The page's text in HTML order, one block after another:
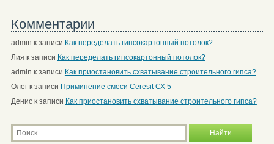
Комментарии
admin к записи Как переделать гипсокартонный потолок?
Лия к записи Как переделать гипсокартонный потолок?
admin к записи Как приостановить схватывание строительного гипса?
Олегк записи Приминение смеси Ceresit СХ 5
Дениск записи Как приостановить схватывание строительного гипса?